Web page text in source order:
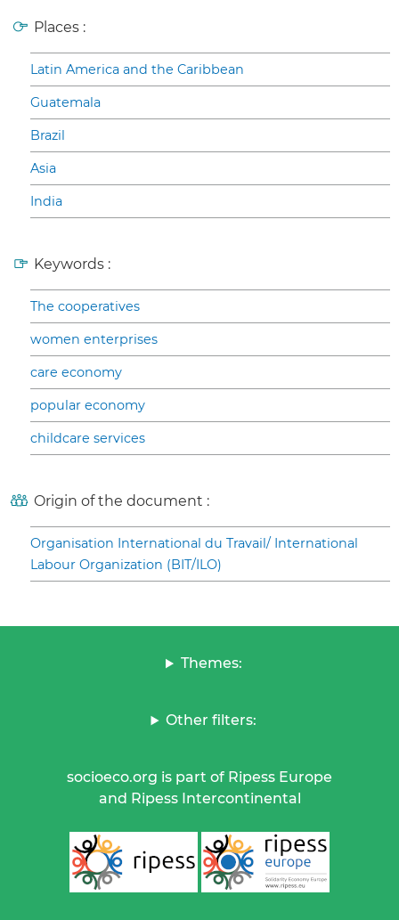
Places :
Latin America and the Caribbean
Guatemala
Brazil
Asia
India
Keywords :
The cooperatives
women enterprises
care economy
popular economy
childcare services
Origin of the document :
Organisation International du Travail/ International
Labour Organization (BIT/ILO)
Themes:
Other filters:
socioeco.org is part of Ripess Europe
and Ripess Intercontinental